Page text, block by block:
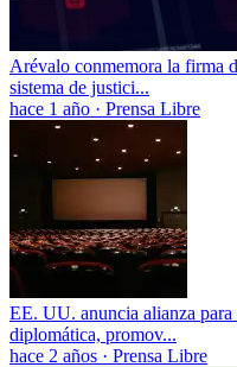
Arévalo conmemora la firma
sistema de justici...
hace 1 año · Prensa Libre
EE. UU. anuncia alianza
diplomática, promov...
hace 2 años · Prensa Libre